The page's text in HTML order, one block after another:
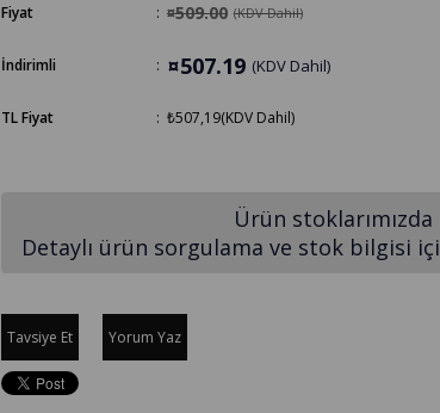
Fiyat : ¤509.00 (KDV Dahil)
İndirimli : ¤507.19 (KDV Dahil)
TL Fiyat : ₺507,19(KDV Dahil)
Ürün stoklarımızda
Detaylı ürün sorgulama ve stok bilgisi
Tavsiye Et Yorum Yaz